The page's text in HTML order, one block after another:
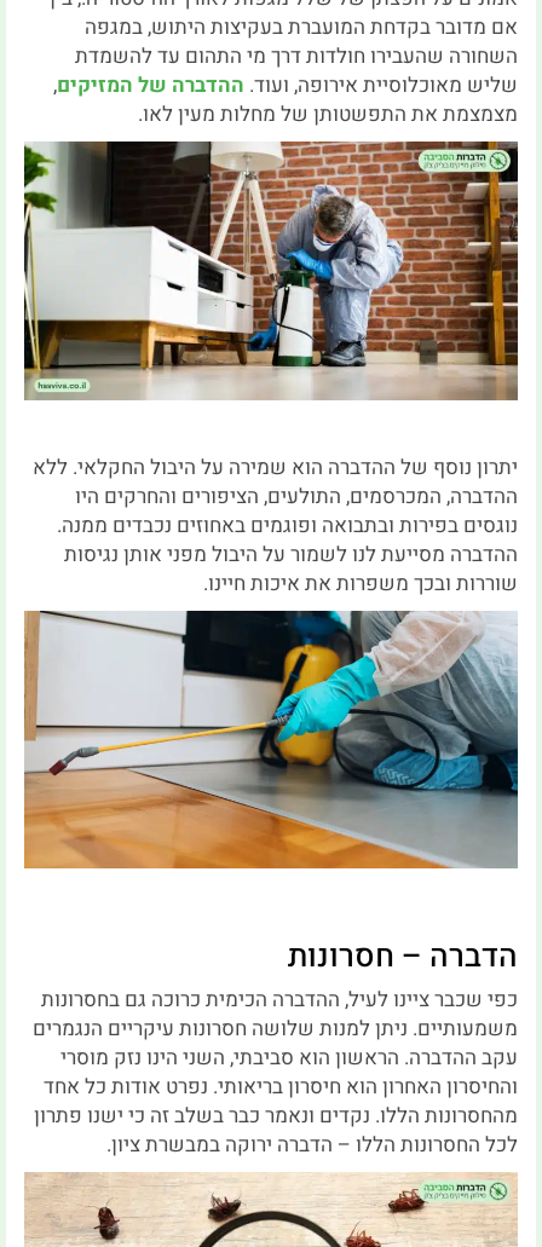
אם מדובר בקדחת המועברת בעקיצות היתוש, במגפה
השחורה שהעבירו חולדות דרך מי התהום עד להשמדת
שליש מאוכלוסיית אירופה, ועוד. ההדברה של המזיקים,
מצמצמת את התפשטותן של מחלות מעין לאו.
יתרון נוסף של ההדברה הוא שמירה על היבול החקלאי. ללא
ההדברה, המכרסמים, התולעים, הציפורים והחרקים היו
נוגסים בפירות ובתבואה ופוגמים באחוזים נכבדים ממנה.
ההדברה מסייעת לנו לשמור על היבול מפני אותן נגיסות
שוררות ובכך משפרות את איכות חיינו.
הדברה – חסרונות
כפי שכבר ציינו לעיל, ההדברה הכימית כרוכה גם בחסרונות
משמעותיים. ניתן למנות שלושה חסרונות עיקריים הנגמרים
עקב ההדברה. הראשון הוא סביבתי, השני הינו נזק מוסרי
והחיסרון האחרון הוא חיסרון בריאותי. נפרט אודות כל אחד
מהחסרונות הללו. נקדים ונאמר כבר בשלב זה כי ישנו פתרון
לכל החסרונות הללו – הדברה ירוקה במבשרת ציון.